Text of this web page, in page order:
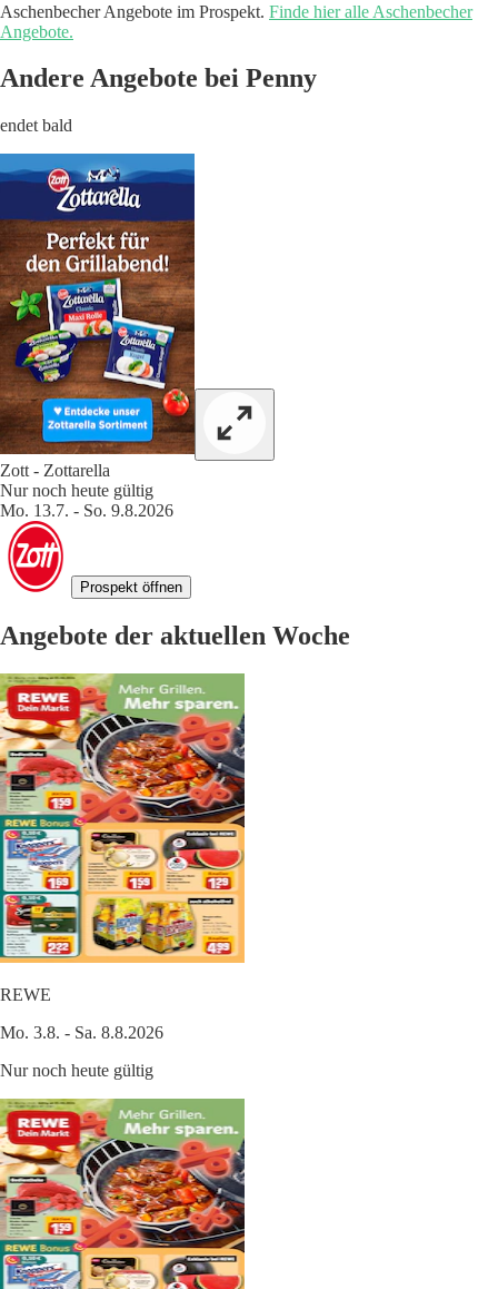
Aschenbecher Angebote im Prospekt. Finde hier alle Aschenbecher
Angebote.
Andere Angebote bei Penny
endet bald
Zott - Zottarella
Nur noch heute gültig
Mo. 13.7. - So. 9.8.2026
Prospekt öffnen
Angebote der aktuellen Woche
REWE
Mo. 3.8. - Sa. 8.8.2026
Nur noch heute gültig